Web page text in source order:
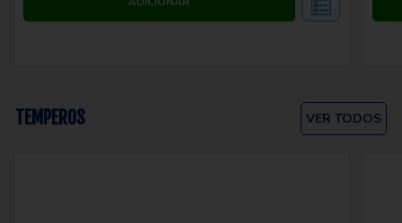
TEMPEROS VER TODOS